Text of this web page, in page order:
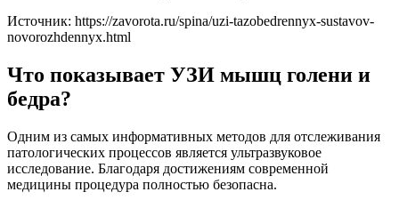
Источник: https://zavorota.ru/spina/uzi-tazobedrennyx-sustavov-
novorozhdennyx.html
Что показывает УЗИ мышц голени и
бедра?
Одним из самых информативных методов для отслеживания
патологических процессов является ультразвуковое
исследование. Благодаря достижениям современной
медицины процедура полностью безопасна.